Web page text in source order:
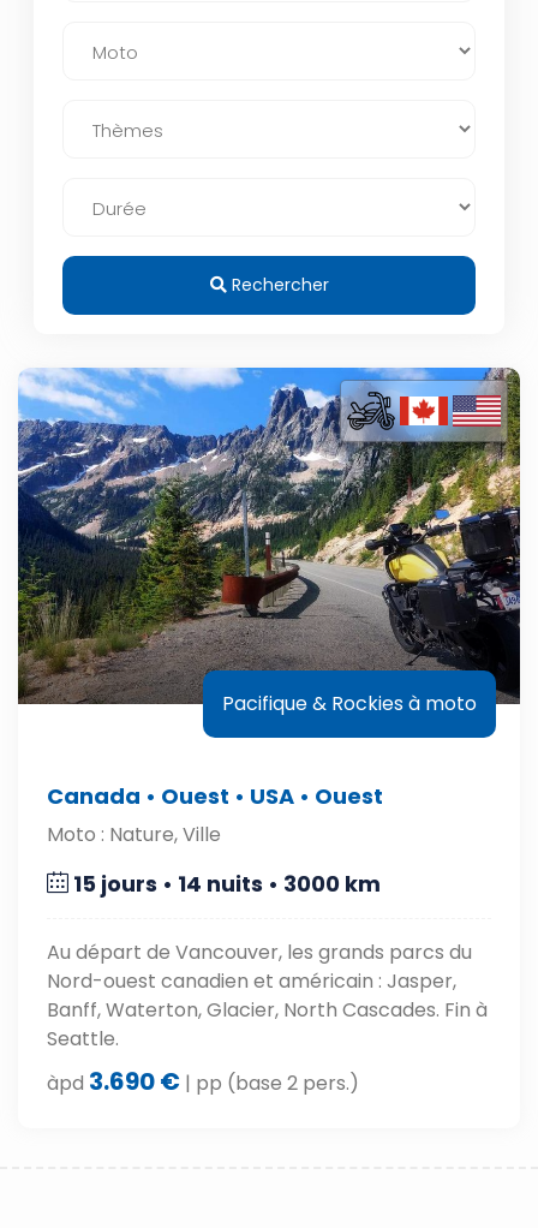
Rechercher
Pacifique & Rockies à moto
Canada • Ouest • USA • Ouest
Moto : Nature, Ville
15 jours • 14 nuits • 3000 km
Au départ de Vancouver, les grands parcs du
Nord-ouest canadien et américain : Jasper,
Banff, Waterton, Glacier, North Cascades. Fin à
Seattle.
àpd 3.690 € | pp (base 2 pers.)